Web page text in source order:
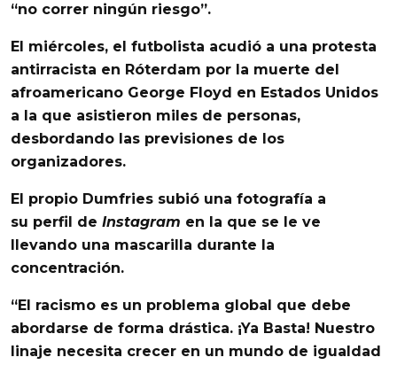
“no correr ningún riesgo”.
El miércoles, el futbolista acudió a una protesta
antirracista en Róterdam por la muerte del
afroamericano George Floyd en Estados Unidos
a la que asistieron miles de personas,
desbordando las previsiones de los
organizadores.
El propio Dumfries subió una fotografía a
su perfil de Instagram en la que se le ve
llevando una mascarilla durante la
concentración.
“El racismo es un problema global que debe
abordarse de forma drástica. ¡Ya Basta! Nuestro
linaje necesita crecer en un mundo de igualdad